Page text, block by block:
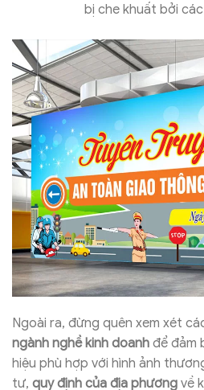
bị che khuất bởi
Ngoài ra, đừng quên xem xét
ngành nghề kinh doanh để đảm
hiệu phù hợp với hình ảnh
tư, quy định của địa phương về